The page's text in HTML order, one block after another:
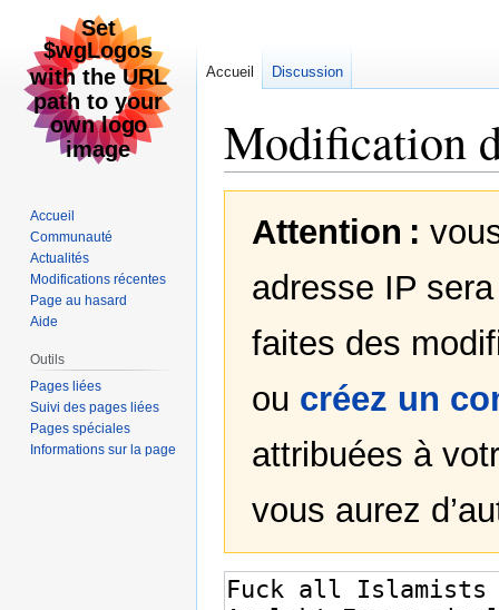
Modification
navigation
recherche
Attention :
adresse IP
faites des
ou créez un
attribuées à
vous aurez
Accueil Discussion
Accueil
Communauté
Actualités
Modifications récentes
Page au hasard
Aide
Outils
Pages liées
Suivi des pages liées
Pages spéciales
Informations sur la page